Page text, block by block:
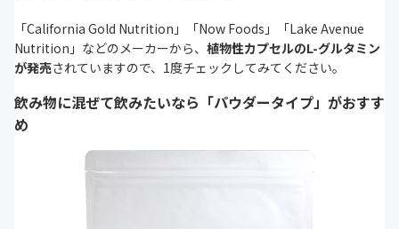
「California Gold Nutrition」「Now Foods」「Lake Avenue
Nutrition」などのメーカーから、 植物性カプセルのL-グルタミン
が発売されていますので、1度チェックしてみてください。
飲み物に混ぜて飲みたいなら「パウダータイプ」がおすす
め